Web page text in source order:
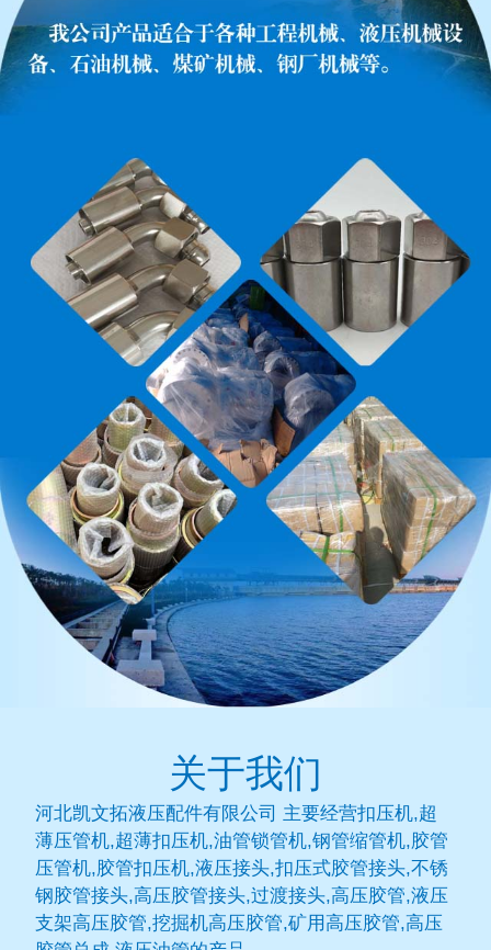
关于我们
河北凯文拓液压配件有限公司 主要经营扣压机,超
薄压管机,超薄扣压机,油管锁管机,钢管缩管机,胶管
压管机,胶管扣压机,液压接头,扣压式胶管接头,不锈
钢胶管接头,高压胶管接头,过渡接头,高压胶管,液压
支架高压胶管,挖掘机高压胶管,矿用高压胶管,高压